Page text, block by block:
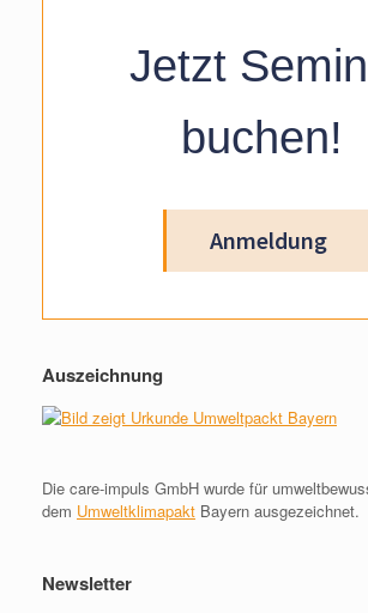
Jetzt
buchen!
Anmeldung
Auszeichnung
Die care-impuls GmbH wurde für
dem Umweltklimapakt Bayern ausgezeichnet.
Newsletter